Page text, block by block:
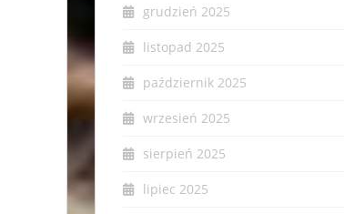
grudzień 2025
listopad 2025
październik 2025
wrzesień 2025
sierpień 2025
lipiec 2025